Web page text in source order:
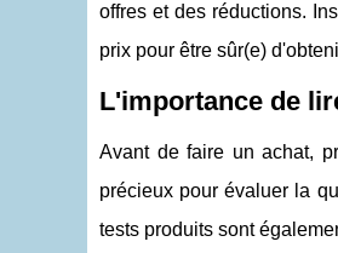
offres et des réductions.
prix pour être sûr(e)
L'importance de
Avant de faire un achat,
précieux pour évaluer la
tests produits sont